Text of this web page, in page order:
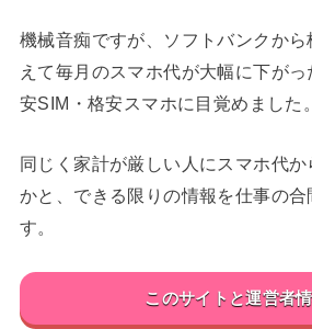
機械音痴ですが、ソフトバンクか
えて毎月のスマホ代が大幅に下が
安SIM・格安スマホに目覚めました。
同じく家計が厳しい人にスマホ代
かと、できる限りの情報を仕事の合
す。
このサイトと運営者